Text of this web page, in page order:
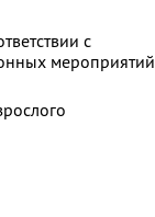
с
мероприятий